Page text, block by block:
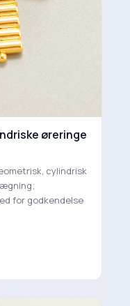
øreringe
cylindrisk
for godkendelse